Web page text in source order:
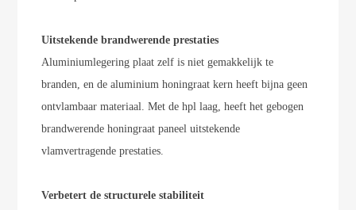
Uitstekende brandwerende prestaties
Aluminiumlegering plaat zelf is niet gemakkelijk te
branden, en de aluminium honingraat kern heeft bijna geen
ontvlambaar materiaal. Met de hpl laag, heeft het gebogen
brandwerende honingraat paneel uitstekende
vlamvertragende prestaties.
Verbetert de structurele stabiliteit